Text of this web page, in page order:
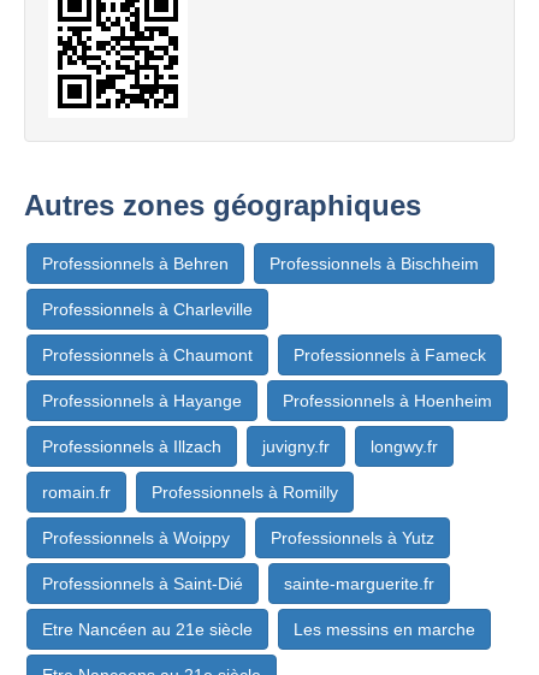
Autres zones géographiques
Professionnels à Behren Professionnels à Bischheim
Professionnels à Charleville
Professionnels à Chaumont Professionnels à Fameck
Professionnels à Hayange Professionnels à Hoenheim
Professionnels à Illzach juvigny.fr longwy.fr
romain.fr Professionnels à Romilly
Professionnels à Woippy Professionnels à Yutz
Professionnels à Saint-Dié sainte-marguerite.fr
Etre Nancéen au 21e siècle Les messins en marche